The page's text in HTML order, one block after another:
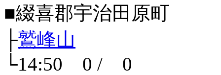
■綴喜郡宇治田原町
├鷲峰山
└14:50 0 / 0